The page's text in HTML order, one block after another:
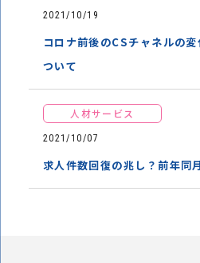
2021/10/19
コロナ前後のCSチャネルの
ついて
人材サービス
2021/10/07
求人件数回復の兆し？前年同